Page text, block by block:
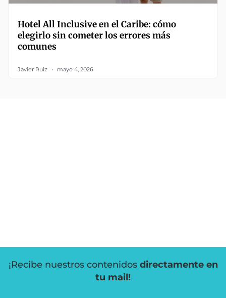
Hotel All Inclusive en el Caribe: cómo
elegirlo sin cometer los errores más
comunes
Javier Ruiz mayo 4, 2026
¡Recibe nuestros contenidos directamente en
tu mail!